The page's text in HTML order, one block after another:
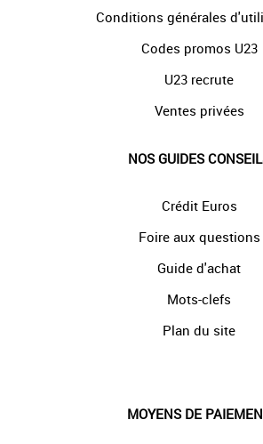
Conditions générales
Codes promos U23
U23 recrute
Ventes privées
NOS GUIDES
Crédit Euros
Foire aux questions
Guide d'achat
Mots-clefs
Plan du site
MOYENS DE